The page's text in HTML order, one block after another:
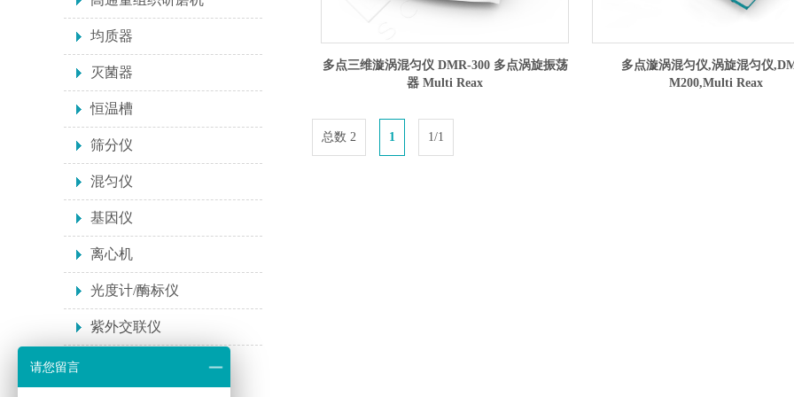
均质器
灭菌器
恒温槽
筛分仪
混匀仪
基因仪
离心机
光度计/酶标仪
紫外交联仪
多点三维漩涡混匀仪 DMR-300 多点涡旋振荡
器 Multi Reax
多点漩涡混匀仪,涡旋混匀仪
M200,Multi Reax
总数 2 1 1/1
请您留言